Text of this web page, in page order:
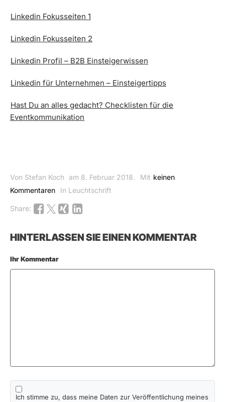
Linkedin Fokusseiten 1
Linkedin Fokusseiten 2
Linkedin Profil – B2B Einsteigerwissen
Linkedin für Unternehmen – Einsteigertipps
Hast Du an alles gedacht? Checklisten für die
Eventkommunikation
Von Stefan Koch am 8. Februar 2018. Mit keinen
Kommentaren
In Leuchtschrift
Share:
HINTERLASSEN SIE EINEN KOMMENTAR
Ihr Kommentar
Ich stimme zu, dass meine Daten zur Veröffentlichung meines